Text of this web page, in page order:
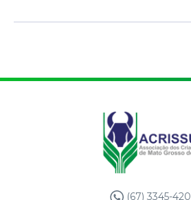
(67) 3345-